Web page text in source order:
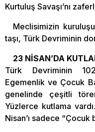
Kurtuluş Savaşı’nı
Meclisimizin
taşı, Türk Devriminin
23 NİSAN’DA
Türk Devriminin
Egemenlik ve Çocuk
genelinde çeşitli
Yüzlerce kutlama
Nisan’ı sadece “Çocuk